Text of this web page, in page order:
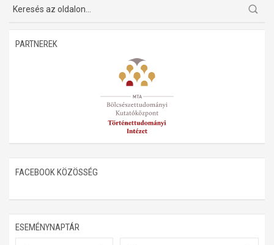
PARTNEREK
FACEBOOK KÖZÖSSÉG
ESEMÉNYNAPTÁR